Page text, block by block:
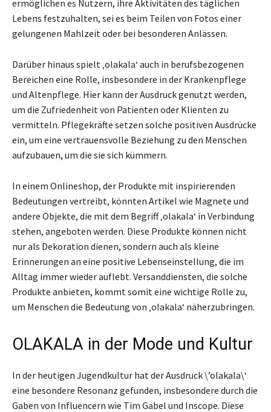
ermöglichen es Nutzern, ihre Aktivitäten des täglichen
Lebens festzuhalten, sei es beim Teilen von Fotos einer
gelungenen Mahlzeit oder bei besonderen Anlässen.
Darüber hinaus spielt ‚olakala‘ auch in berufsbezogenen
Bereichen eine Rolle, insbesondere in der Krankenpflege
und Altenpflege. Hier kann der Ausdruck genutzt werden,
um die Zufriedenheit von Patienten oder Klienten zu
vermitteln. Pflegekräfte setzen solche positiven Ausdrücke
ein, um eine vertrauensvolle Beziehung zu den Menschen
aufzubauen, um die sie sich kümmern.
In einem Onlineshop, der Produkte mit inspirierenden
Bedeutungen vertreibt, könnten Artikel wie Magnete und
andere Objekte, die mit dem Begriff ‚olakala‘ in Verbindung
stehen, angeboten werden. Diese Produkte können nicht
nur als Dekoration dienen, sondern auch als kleine
Erinnerungen an eine positive Lebenseinstellung, die im
Alltag immer wieder auflebt. Versanddiensten, die solche
Produkte anbieten, kommt somit eine wichtige Rolle zu,
um Menschen die Bedeutung von ‚olakala‘ näherzubringen.
OLAKALA in der Mode und Kultur
In der heutigen Jugendkultur hat der Ausdruck \’olakala\‘
eine besondere Resonanz gefunden, insbesondere durch die
Gaben von Influencern wie Tim Gabel und Inscope. Diese